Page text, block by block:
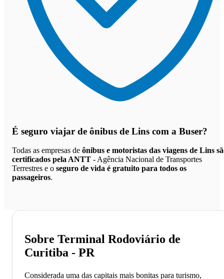
É seguro viajar de ônibus de Lins com a Buser?
Todas as empresas de ônibus e motoristas das viagens de Lins
certificados pela ANTT - Agência Nacional de Transportes
Terrestres e o seguro de vida é gratuito para todos os
passageiros.
Sobre Terminal Rodoviário de
Curitiba - PR
Considerada uma das capitais mais bonitas para turismo,